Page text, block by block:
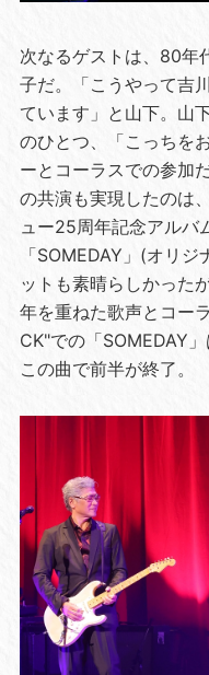
次なるゲストは、80年
子だ。「こうやって吉
ています」と山下。山
のひとつ、「こっちを
ーとコーラスでの参加
の共演も実現したのは
ュー25周年記念アルバ
「SOMEDAY」(オリ
ットも素晴らしかった
年を重ねた歌声とコー
CK"での「SOMEDAY
この曲で前半が終了。